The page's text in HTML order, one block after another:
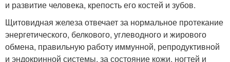
и развитие человека, крепость его костей и зубов.
Щитовидная железа отвечает за нормальное протекание
энергетического, белкового, углеводного и жирового
обмена, правильную работу иммунной, репродуктивной
и эндокринной системы, за состояние кожи, ногтей и